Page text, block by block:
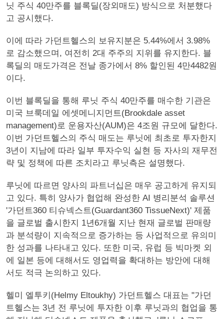
닛 주식 40만주를 블록딜(장외매도) 방식으로 처분했다
고 공시했다.
이에 따라 가던트헬스의 보유지분은 5.44%에서 3.98%
로 감소했으며, 여전히 2대 주주의 지위를 유지한다. 블
록딜의 매도가격은 전날 종가에서 8% 할인된 4만4482원
이다.
이번 블록딜을 통해 루닛 주식 40만주를 매수한 기관은
미국 브룩데일 에셋메니지먼트(Brookdale asset
management)로 운용자산(AUM)은 4조원 규모에 달한다.
이번 가던트헬스의 주식 매도는 루닛에 최초로 투자한지
3년이 지남에 따라 일부 투자수익 실현 등 자사의 재무전
략 및 정책에 따른 조치라고 루닛측은 설명했다.
루닛에 따르면 양사의 파트너십은 매우 공고하게 유지되
고 있다. 특히 양사가 협업해 완성한 AI 병리분석 솔루션
'가던트360 티슈넥스트(Guardant360 TissueNext)' 제품
을 글로벌 출시한지 1년6개월 지난 현재 글로벌 판매량
과 분석량이 지속적으로 증가하는 등 사업적으로 유의미
한 성과를 나타내고 있다. 또한 미국, 유럽 등 빅마켓 외
에 일본 등에 대해서도 영업력을 확대하는 방안에 대해
서도 적극 논의하고 있다.
헬미 엘투키(Helmy Eltoukhy) 가던트헬스 대표는 "가던
트헬스는 3년 전 루닛에 투자한 이후 루닛과의 협업을 통